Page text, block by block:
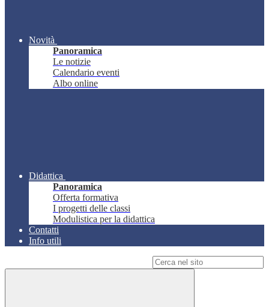
Novità
Panoramica
Le notizie
Calendario eventi
Albo online
Didattica
Panoramica
Offerta formativa
I progetti delle classi
Modulistica per la didattica
Contatti
Info utili